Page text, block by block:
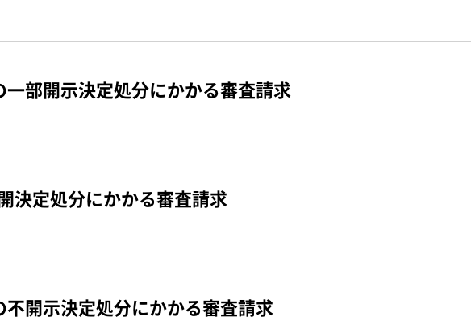
部開示決定処分にかかる審査請求
定処分にかかる審査請求
開示決定処分にかかる審査請求